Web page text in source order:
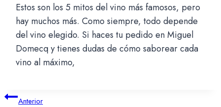
Estos son los 5 mitos del vino más famosos, pero
hay muchos más. Como siempre, todo depende
del vino elegido. Si haces tu pedido en Miguel
Domecq y tienes dudas de cómo saborear cada
vino al máximo,
Navegación
Anterior